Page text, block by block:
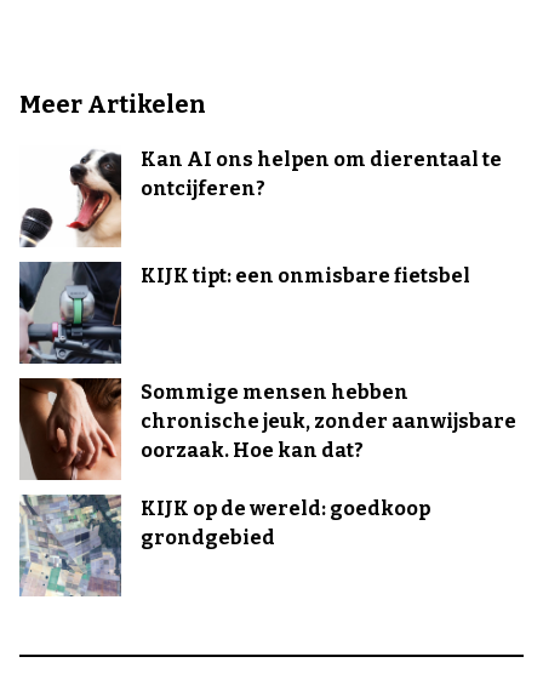
Meer Artikelen
Kan AI ons helpen om dierentaal te
ontcijferen?
KIJK tipt: een onmisbare fietsbel
Sommige mensen hebben
chronische jeuk, zonder aanwijsbare
oorzaak. Hoe kan dat?
KIJK op de wereld: goedkoop
grondgebied